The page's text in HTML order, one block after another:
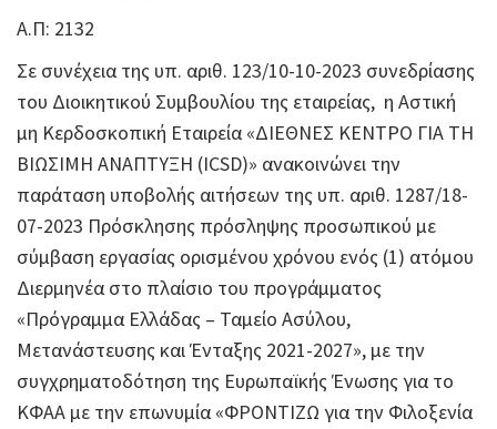
Α.Π: 2132
Σε συνέχεια της υπ. αριθ. 123/10-10-2023 συνεδρίασης
του Διοικητικού Συμβουλίου της εταιρείας, η Αστική
μη Κερδοσκοπική Εταιρεία «ΔΙΕΘΝΕΣ ΚΕΝΤΡΟ ΓΙΑ ΤΗ
ΒΙΩΣΙΜΗ ΑΝΑΠΤΥΞΗ (ICSD)» ανακοινώνει την
παράταση υποβολής αιτήσεων της υπ. αριθ. 1287/18-
07-2023 Πρόσκλησης πρόσληψης προσωπικού με
σύμβαση εργασίας ορισμένου χρόνου ενός (1) ατόμου
Διερμηνέα στο πλαίσιο του προγράμματος
«Πρόγραμμα Ελλάδας – Ταμείο Ασύλου,
Μετανάστευσης και Ένταξης 2021-2027», με την
συγχρηματοδότηση της Ευρωπαϊκής Ένωσης για το
ΚΦΑΑ με την επωνυμία «ΦΡΟΝΤΙΖΩ για την Φιλοξενία